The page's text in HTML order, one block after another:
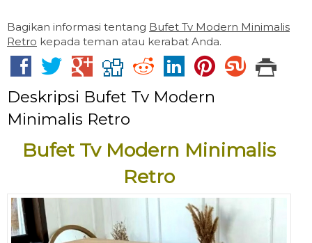
Bagikan informasi tentang Bufet Tv Modern Minimalis
Retro kepada teman atau kerabat Anda.
Deskripsi Bufet Tv Modern
Minimalis Retro
Bufet Tv Modern Minimalis
Retro